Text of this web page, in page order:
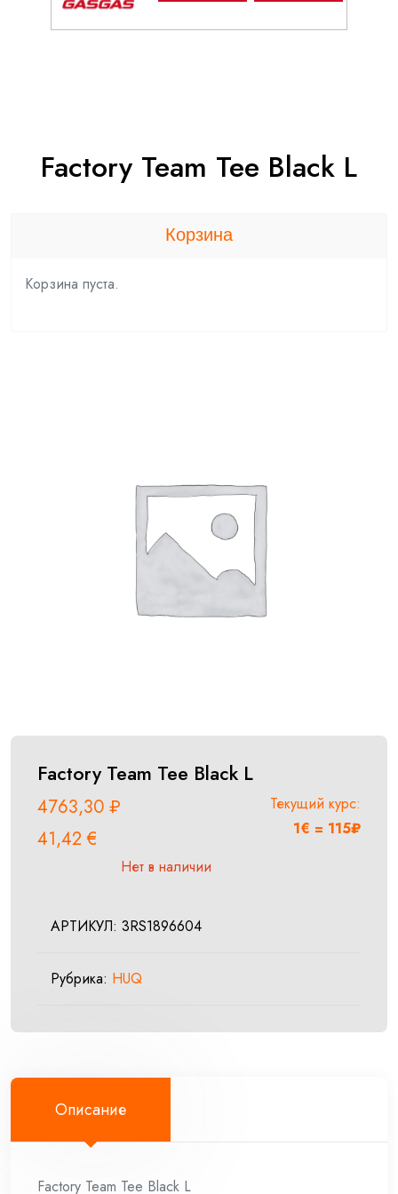
Factory Team Tee Black L
Factory Team Tee Black L
4763,30 ₽
41,42€
Текущий курс:
1€ = 115₽
Нет в наличии
АРТИКУЛ: 3RS1896604
Рубрика: HUQ
Описание
Factory Team Tee Black L
Корзина
Корзина пуста.